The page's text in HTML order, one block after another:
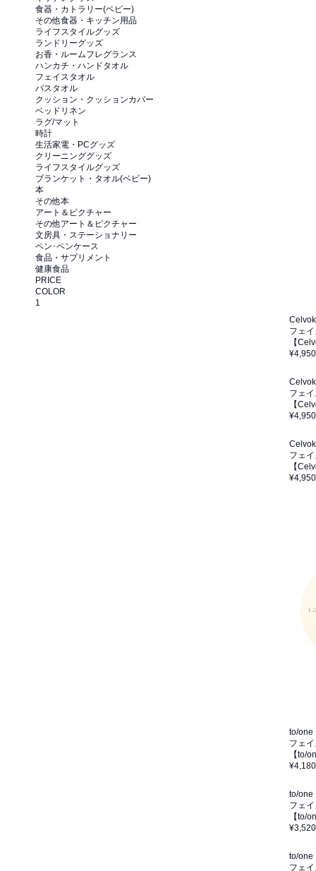
食器・カトラリー(ベビー)
その他食器・キッチン用品
ライフスタイルグッズ
ランドリーグッズ
お香・ルームフレグランス
ハンカチ・ハンドタオル
フェイスタオル
バスタオル
クッション・クッションカバー
ベッドリネン
ラグ/マット
時計
生活家電・PCグッズ
クリーニンググッズ
ライフスタイルグッズ
ブランケット・タオル(ベビー)
本
その他本
アート＆ピクチャー
その他アート＆ピクチャー
文房具・ステーショナリー
ペン･ペンケース
食品・サプリメント
健康食品
PRICE
COLOR
フェ
【
¥4,950
フェ
【
¥4,950
フェ
【
¥4,950
to/one
フェ
【to/
¥4,180
to/one
フェ
【to/
¥3,520
to/one
フェ
1